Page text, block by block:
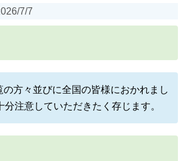
7/7
の方々並びに全国の皆様におかれまし
注意していただきたく存じます。